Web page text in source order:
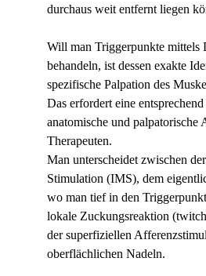
durchaus weit entfernt liegen
Will man Triggerpunkte mittels
behandeln, ist dessen exakte
spezifische Palpation des
Das erfordert eine
anatomische und palpatorische
Therapeuten.
Man unterscheidet zwischen
Stimulation (IMS), dem
wo man tief in den
lokale Zuckungsreaktion
der superfiziellen
oberflächlichen Nadeln.